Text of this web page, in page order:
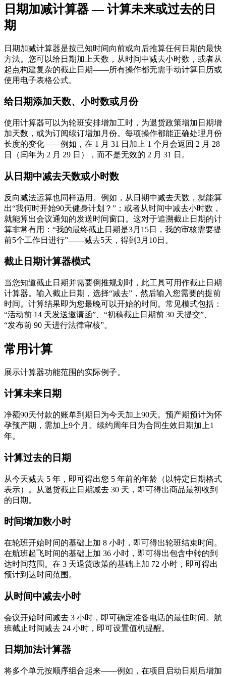
日期加减计算器 — 计算未来或过去的日
期
日期加减计算器是按已知时间向前或向后推算任何日期的最快
方法。您可以给日期加上天数，从时间中减去小时数，或者从
起点构建复杂的截止日期——所有操作都无需手动计算日历或
使用电子表格公式。
给日期添加天数、小时数或月份
使用计算器可以为轮班安排增加工时，为退货政策增加日期增
加天数，或为订阅续订增加月份。每项操作都能正确处理月份
长度的变化——例如，在 1 月 31 日加上 1 个月会返回 2 月 28
日（闰年为 2 月 29 日），而不是无效的 2 月 31 日。
从日期中减去天数或小时数
反向减法运算也同样适用。例如，从日期中减去天数，就能算
出“我何时开始90天健身计划？”；或者从时间中减去小时数，
就能算出会议通知的发送时间窗口。这对于追溯截止日期的计
算非常有用：“我的最终截止日期是3月15日，我的审核需要提
前5个工作日进行”——减去5天，得到3月10日。
截止日期计算器模式
当您知道截止日期并需要倒推规划时，此工具可用作截止日期
计算器。输入截止日期，选择“减去”，然后输入您需要的提前
时间。计算结果即为您最晚可以开始的时间。常见模式包括：
“活动前 14 天发送邀请函”、“初稿截止日期前 30 天提交”、
“发布前 90 天进行法律审核”。
常用计算
展示计算器功能范围的实际例子。
计算未来日期
净额90天付款的账单到期日为今天加上90天。预产期预计为怀
孕预产期，需加上9个月。续约周年日为合同生效日期加上1
年。
计算过去的日期
从今天减去 5 年，即可得出您 5 年前的年龄（以特定日期格式
表示）。从退货截止日期减去 30 天，即可得出商品最初收到
的日期。
时间增加数小时
在轮班开始时间的基础上加 8 小时，即可得出轮班结束时间。
在航班起飞时间的基础上加 36 小时，即可得出包含中转的到
达时间范围。在 3 天退货政策的基础上加 72 小时，即可得出
预计到达时间范围。
从时间中减去小时
会议开始时间减去 3 小时，即可确定准备电话的最佳时间。航
班截止时间减去 24 小时，即可设置值机提醒。
日期加法计算器
将多个单元按顺序组合起来——例如，在项目启动日期后增加